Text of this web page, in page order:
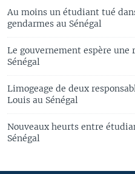
Au moins un étudiant tué
gendarmes au Sénégal
Le gouvernement espère
Sénégal
Limogeage de deux
Louis au Sénégal
Nouveaux heurts entre
Sénégal